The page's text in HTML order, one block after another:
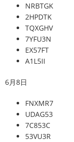
NRBTGK
2HPDTK
TQXGHV
7YFU3N
EX57FT
A1L5II
6月8日
FNXMR7
UDAG53
7C853C
53VU3R